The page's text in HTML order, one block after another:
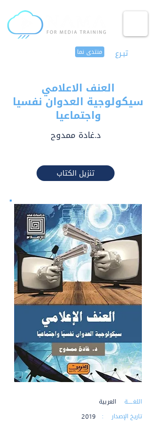
منتدى نما تبـرع
العنف الاعلامي
سيكولوجية العدوان نفسيا
واجتماعيا
د.غادة ممدوح
تنزيل الكتاب
العربية
اللغـــــة :
2019 تاريخ الإصدار :